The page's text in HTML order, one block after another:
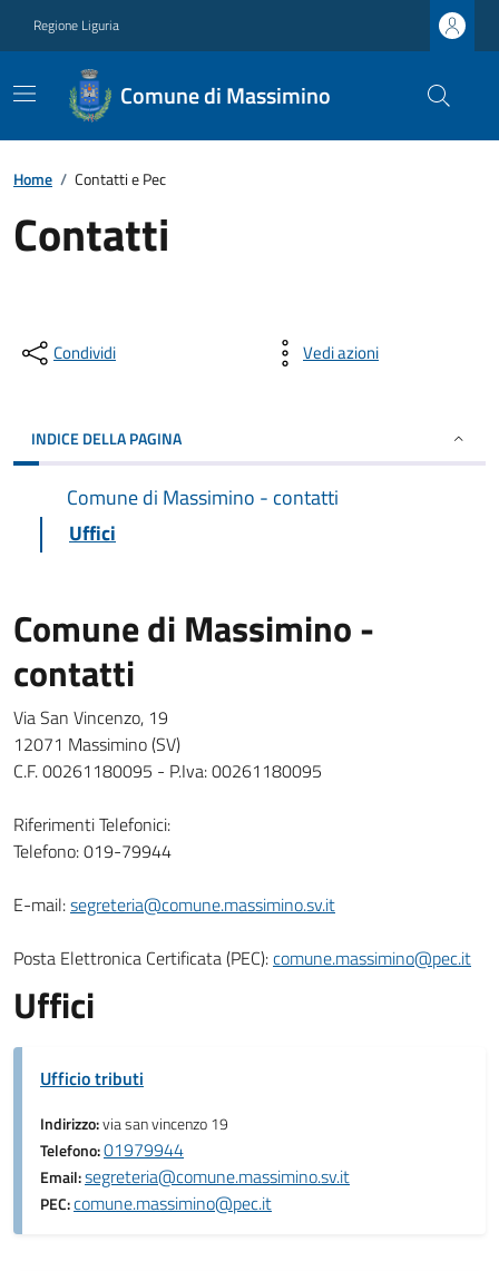
Regione Liguria
Comune di Massimino
Home / Contatti e Pec
Contatti
Condividi Vedi azioni
INDICE DELLA PAGINA
Comune di Massimino - contatti
Uffici
Comune di Massimino -
contatti
Via San Vincenzo, 19
12071 Massimino (SV)
C.F. 00261180095 - P.Iva: 00261180095
Riferimenti Telefonici:
Telefono: 019-79944
E-mail:segreteria@comune.massimino.sv.it
Posta Elettronica Certificata (PEC):comune.massimino@pec.it
Uffici
Ufficio tributi
Indirizzo:via san vincenzo 19
Telefono:01979944
Email:segreteria@comune.massimino.sv.it
PEC:comune.massimino@pec.it